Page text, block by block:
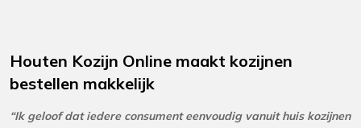
Houten Kozijn Online maakt kozijnen
bestellen makkelijk
“Ik geloof dat iedere consument eenvoudig vanuit huis kozijnen